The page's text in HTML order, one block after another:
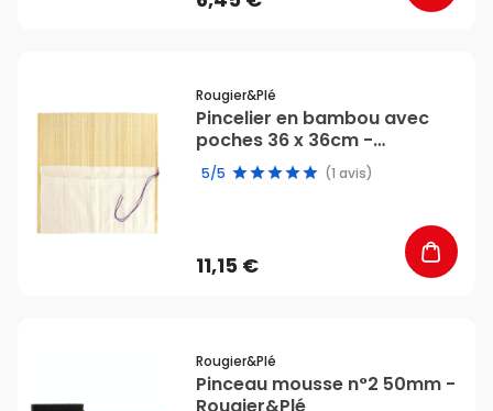
Rougier&plé
Pincelier en bambou avec
poches 36 x 36cm -
Rougier&Plé
5/5 (1 avis)
11,15 €
Rougier&plé
Pinceau mousse n°2 50mm -
Rougier&Plé